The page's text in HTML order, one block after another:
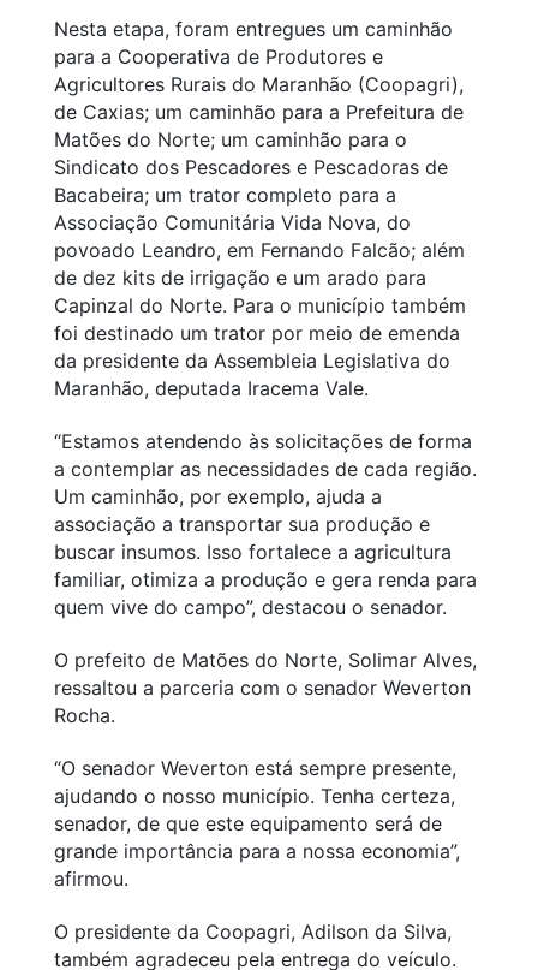
Nesta etapa, foram entregues um caminhão
para a Cooperativa de Produtores e
Agricultores Rurais do Maranhão (Coopagri),
de Caxias; um caminhão para a Prefeitura de
Matões do Norte; um caminhão para o
Sindicato dos Pescadores e Pescadoras de
Bacabeira; um trator completo para a
Associação Comunitária Vida Nova, do
povoado Leandro, em Fernando Falcão; além
de dez kits de irrigação e um arado para
Capinzal do Norte. Para o município também
foi destinado um trator por meio de emenda
da presidente da Assembleia Legislativa do
Maranhão, deputada Iracema Vale.
“Estamos atendendo às solicitações de forma
a contemplar as necessidades de cada região.
Um caminhão, por exemplo, ajuda a
associação a transportar sua produção e
buscar insumos. Isso fortalece a agricultura
familiar, otimiza a produção e gera renda para
quem vive do campo”, destacou o senador.
O prefeito de Matões do Norte, Solimar Alves,
ressaltou a parceria com o senador Weverton
Rocha.
“O senador Weverton está sempre presente,
ajudando o nosso município. Tenha certeza,
senador, de que este equipamento será de
grande importância para a nossa economia”,
afirmou.
O presidente da Coopagri, Adilson da Silva,
também agradeceu pela entrega do veículo.